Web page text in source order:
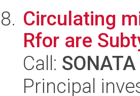
Circulating
Rfor are
Call: SONATA
Principal